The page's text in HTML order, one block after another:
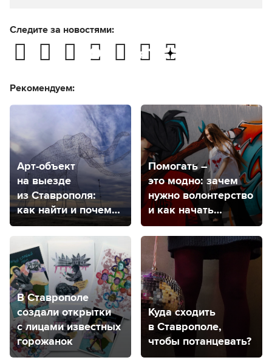
Следите за новостями:
Рекомендуем:
Арт-объект
на выезде
из Ставрополя:
как найти и почему
снова слон?
Помогать –
это модно: зачем
нужно волонтерство
и как начать
им заниматься
В Ставрополе
создали открытки
с лицами известных
горожанок
Куда сходить
в Ставрополе,
чтобы потанцевать?